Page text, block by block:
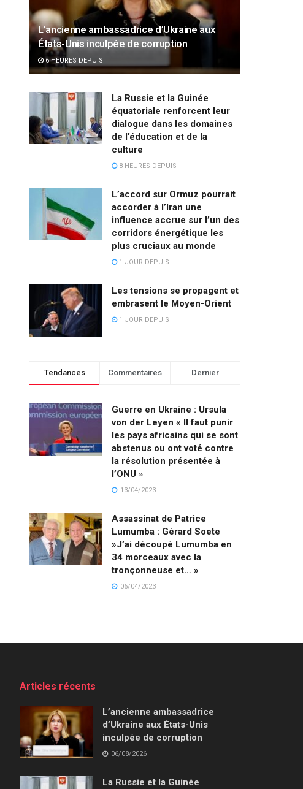
L’ancienne ambassadrice d’Ukraine aux
États-Unis inculpée de corruption
6 HEURES DEPUIS
La Russie et la Guinée
équatoriale renforcent leur
dialogue dans les domaines
de l’éducation et de la
culture
8 HEURES DEPUIS
L’accord sur Ormuz pourrait
accorder à l’Iran une
influence accrue sur l’un des
corridors énergétique les
plus cruciaux au monde
1 JOUR DEPUIS
Les tensions se propagent et
embrasent le Moyen-Orient
1 JOUR DEPUIS
Tendances Commentaires Dernier
Guerre en Ukraine : Ursula
von der Leyen « Il faut punir
les pays africains qui se sont
abstenus ou ont voté contre
la résolution présentée à
l’ONU »
13/04/2023
Assassinat de Patrice
Lumumba : Gérard Soete
»J’ai découpé Lumumba en
34 morceaux avec la
tronçonneuse et… »
06/04/2023
Articles récents
L’ancienne ambassadrice
d’Ukraine aux États-Unis
inculpée de corruption
06/08/2026
La Russie et la Guinée